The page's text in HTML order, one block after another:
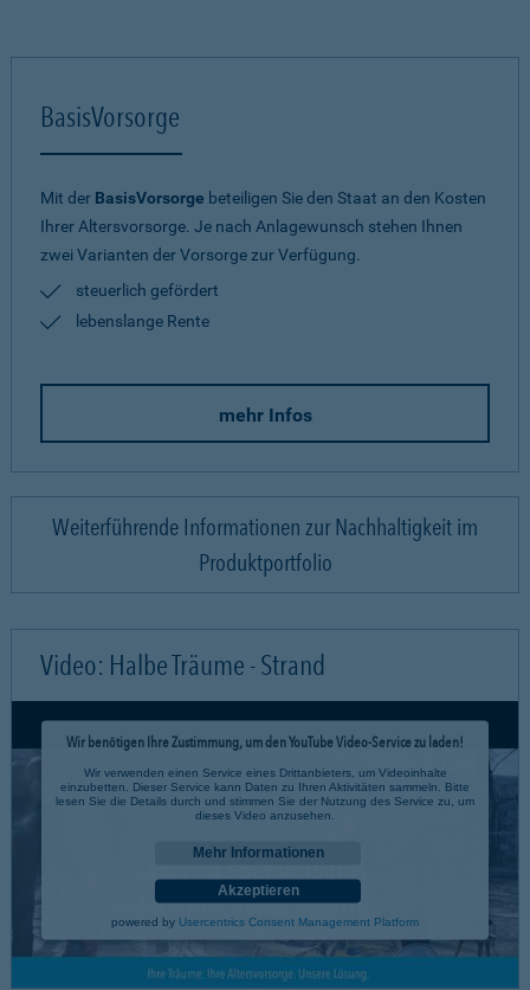
BasisVorsorge
Mit der BasisVorsorge beteiligen Sie den Staat an den Kosten
Ihrer Altersvorsorge. Je nach Anlagewunsch stehen Ihnen
zwei Varianten der Vorsorge zur Verfügung.
steuerlich gefördert
lebenslange Rente
mehr Infos
Weiterführende Informationen zur Nachhaltigkeit im
Produktportfolio
Video: Halbe Träume - Strand
Wir benötigen Ihre Zustimmung, um den YouTube Video-Service zu laden!
Wir verwenden einen Service eines Drittanbieters, um Videoinhalte
einzubetten. Dieser Service kann Daten zu Ihren Aktivitäten sammeln. Bitte
lesen Sie die Details durch und stimmen Sie der Nutzung des Service zu, um
dieses Video anzusehen.
Mehr Informationen
Akzeptieren
powered by Usercentrics Consent Management Platform